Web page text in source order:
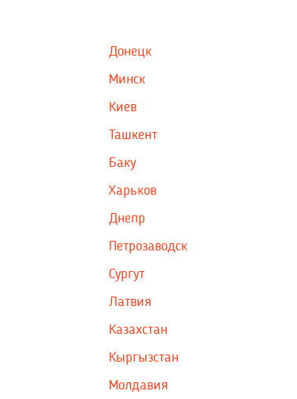
Донецк
Минск
Киев
Ташкент
Баку
Харьков
Днепр
Петрозаводск
Сургут
Латвия
Казахстан
Кыргызстан
Молдавия